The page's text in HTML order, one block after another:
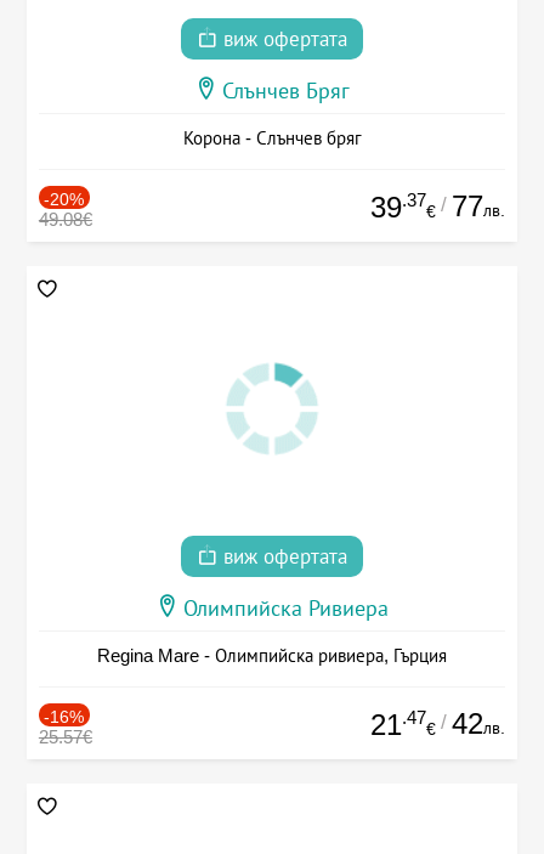
виж офертата
Слънчев Бряг
Корона - Слънчев бряг
-20%
49.08€ 39.37
€ / 77лв.
виж офертата
Олимпийска Ривиера
Regina Mare - Олимпийска ривиера, Гърция
-16%
25.57€ 21.47
€ / 42лв.